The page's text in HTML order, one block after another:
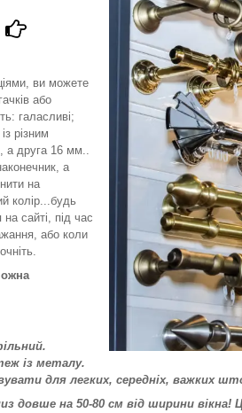
ви можете
або
галасливі;
різним
а друга 16 мм..
а
на
колір...будь
сайті, під час
або коли
із металу.
для легких, середніх, важких
довше на 50-80 см від ширини вікна!